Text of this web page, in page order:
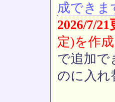
成できま
2026/7/21
定)を作
で追加で
のに入れ